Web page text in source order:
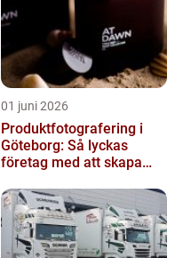
01 juni 2026
Produktfotografering i
Göteborg: Så lyckas
företag med att skapa